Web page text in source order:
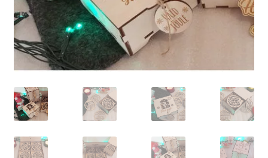
Sildid
Tee ise
Teenused
Kontakt